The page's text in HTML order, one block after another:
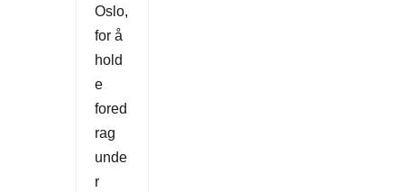
Oslo,
for å
hold
e
fored
rag
unde
r